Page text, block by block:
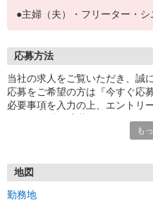
●主婦（夫）・フリーター・シ
応募方法
当社の求人をご覧いただき、誠
応募をご希望の方は『今すぐ応
必要事項を入力の上、エントリ
号」など
も
地図
勤務地